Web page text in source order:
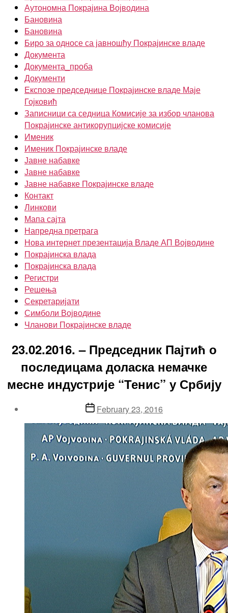
Аутономна Покрајина Војводина
Бановина
Бановина
Биро за односе са јавношћу Покрајинске владе
Документа
Документа_проба
Документи
Експозе председнице Покрајинске владе Маје
Гојковић
Записници са седница Комисије за избор чланова
Покрајинске антикорупцијске комисије
Именик
Именик Покрајинске владе
Јавне набавке
Јавне набавке
Јавне набавке Покрајинске владе
Контакт
Линкови
Мапа сајта
Напредна претрага
Нова интернет презентација Владе АП Војводине
Покрајинска влада
Покрајинска влада
Регистри
Решења
Секретаријати
Симболи Војводине
Чланови Покрајинске владе
23.02.2016. – Председник Пајтић о
последицама доласка немачке
месне индустрије “Тенис” у Србију
PostFebruary 23, 2016